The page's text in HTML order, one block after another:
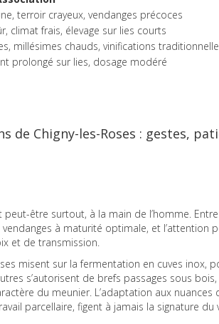
terroir crayeux, vendanges précoces
climat frais, élevage sur lies courts
millésimes chauds, vinifications
prolongé sur lies, dosage modéré
de Chigny-les-Roses : gestes,
être surtout, à la main de l’homme.
à maturité optimale, et l’attention
et de transmission.
misent sur la fermentation en cuves inox,
s’autorisent de brefs passages sous
du meunier. L’adaptation aux nuances
parcellaire, figent à jamais la signature du